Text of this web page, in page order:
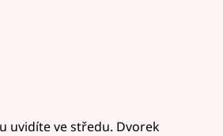
uvidíte ve středu. Dvorek